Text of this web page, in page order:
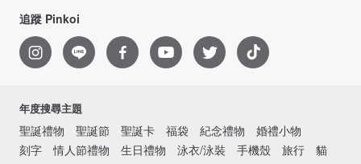
追蹤 Pinkoi
年度搜尋主題
聖誕禮物 聖誕節 聖誕卡 福袋 紀念禮物
婚禮小物
刻字
情人節禮物 生日禮物 泳衣/泳裝 手機殼 旅行
貓